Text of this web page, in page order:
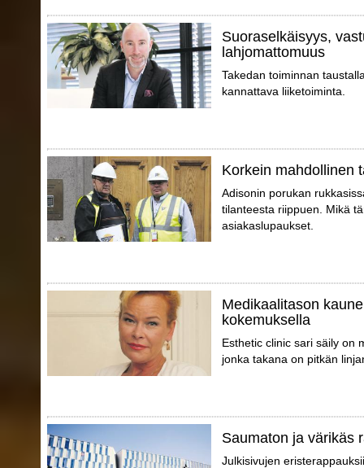
Suoraselkäisyys,
lahjomattomuus
Takedan toiminnan
kannattava liiketoiminta.
Korkein mahdollinen
Adisonin porukan
tilanteesta riippuen. Mikä
asiakaslupaukset.
Medikaalitason
kokemuksella
Esthetic clinic sari säily on
jonka takana on pitkän
Saumaton ja värikäs
Julkisivujen